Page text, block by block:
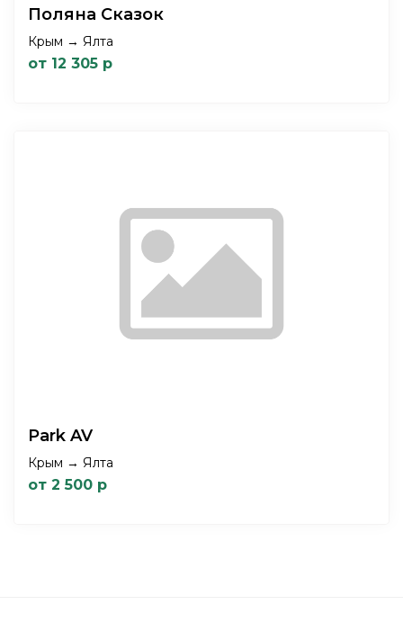
Поляна Сказок
Крым → Ялта
от 12 305 р
Park AV
Крым → Ялта
от 2 500 р